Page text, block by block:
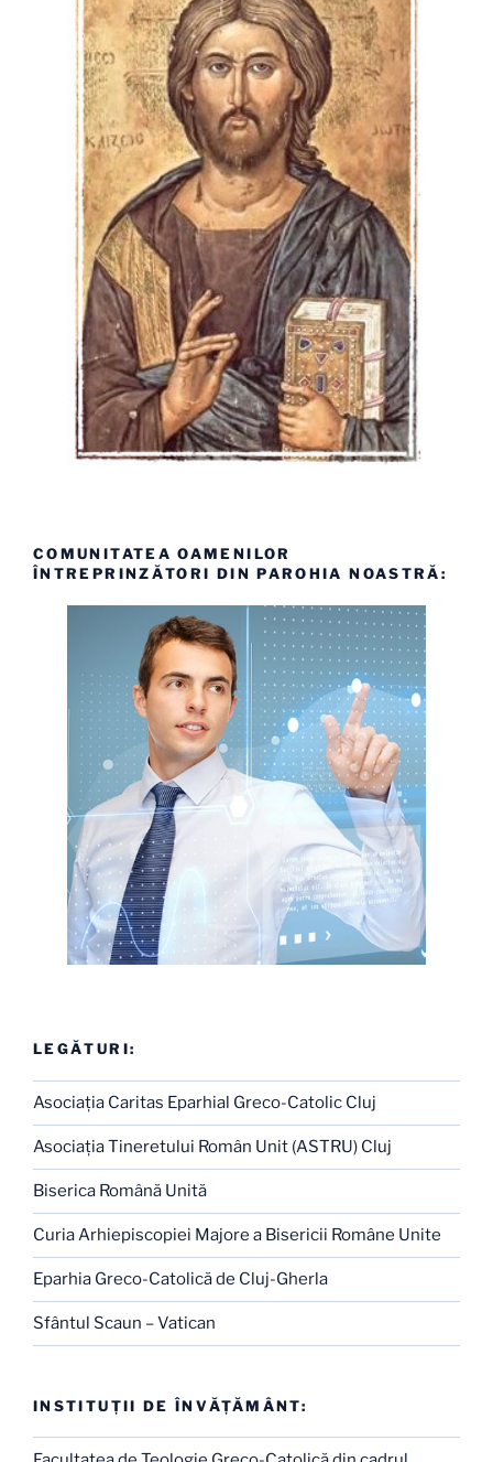
COMUNITATEA OAMENILOR
ÎNTREPRINZĂTORI DIN PAROHIA NOASTRĂ:
LEGĂTURI:
Asociaţia Caritas Eparhial Greco-Catolic Cluj
Asociaţia Tineretului Român Unit (ASTRU) Cluj
Biserica Română Unită
Curia Arhiepiscopiei Majore a Bisericii Române Unite
Eparhia Greco-Catolică de Cluj-Gherla
Sfântul Scaun – Vatican
INSTITUŢII DE ÎNVĂŢĂMÂNT: